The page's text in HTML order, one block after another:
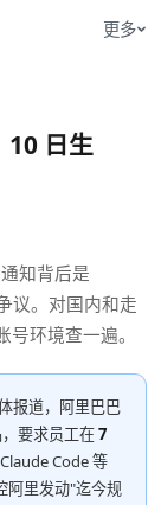
更多
10 日生
知背后是
议。对国内和走
环境查一遍。
报道，阿里巴巴
要求员工在7
Code 等
阿里发动"迄今规